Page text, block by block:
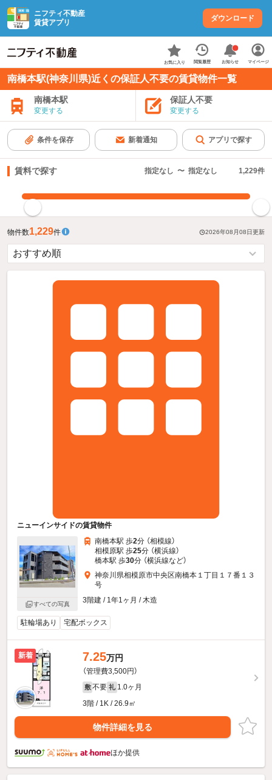
ニフティ不動産
賃貸アプリ
ダウンロード
お気に入り 閲覧履歴 お知らせ マイページ
南橋本駅(神奈川県)近くの保証人不要の賃貸物件一覧
南橋本駅
変更する
保証人不要
変更する
条件を保存 新着通知 アプリで探す
賃料で探す 指定なし 〜 指定なし 1,229件
物件数1,229件 2026年08月08日更新
ニューインサイドの賃貸物件
すべての写真
南橋本駅 歩2分 （相模線）
相模原駅 歩25分 （横浜線）
橋本駅 歩30分 （横浜線など）
神奈川県相模原市中央区南橋本１丁目１７番１３
号
3階建 / 1年1ヶ月 / 木造
駐輪場あり 宅配ボックス
新着 7.25万円
（管理費3,500円）
敷 不要 礼 1.0ヶ月
3階 / 1K / 26.9㎡
物件詳細を見る
ほか提供